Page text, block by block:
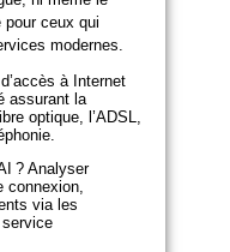
ceux qui
modernes.
à Internet
assurant la
optique, l’ADSL,
? Analyser
connexion,
via les